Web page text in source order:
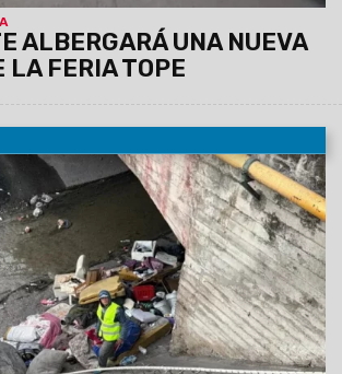
ALBERGARÁ UNA NUEVA
LA FERIA TOPE
busca evitar la obstrucción de canales,
infecciosos, inseguridad y riesgo de
de Espacios Públicos de la
a la Policía intervino y demoró a 17
el lugar. Las tareas se
lo largo de todo el canal pluvial.